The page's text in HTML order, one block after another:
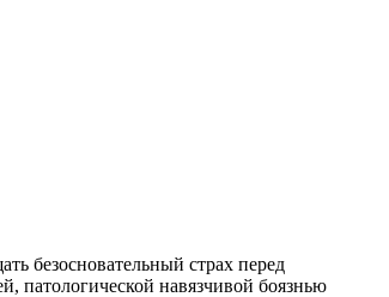
безосновательный страх перед
патологической навязчивой боязнью